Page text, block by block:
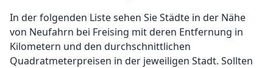
In der folgenden Liste sehen Sie Städte in der Nähe
von Neufahrn bei Freising mit deren Entfernung in
Kilometern und den durchschnittlichen
Quadratmeterpreisen in der jeweiligen Stadt. Sollten